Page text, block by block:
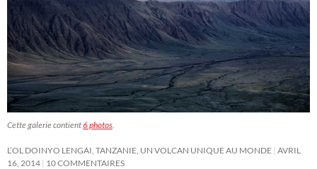
Cette galerie contient6 photos
L’OL DOINYO LENGAI, TANZANIE, UN VOLCAN UNIQUE AU MONDE AVRIL
16, 2014 10 COMMENTAIRES